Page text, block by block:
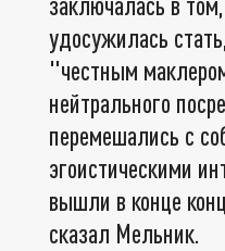
удосужилась
"честным
нейтрального
перемешались с
эгоистическими
вышли в конце
сказал Мельник.